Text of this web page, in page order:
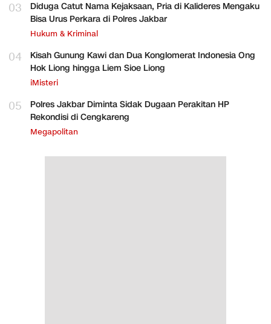
03
Diduga Catut Nama Kejaksaan, Pria di Kalideres Mengaku
Bisa Urus Perkara di Polres Jakbar
Hukum & Kriminal
04
Kisah Gunung Kawi dan Dua Konglomerat Indonesia Ong
Hok Liong hingga Liem Sioe Liong
iMisteri
05
Polres Jakbar Diminta Sidak Dugaan Perakitan HP
Rekondisi di Cengkareng
Megapolitan